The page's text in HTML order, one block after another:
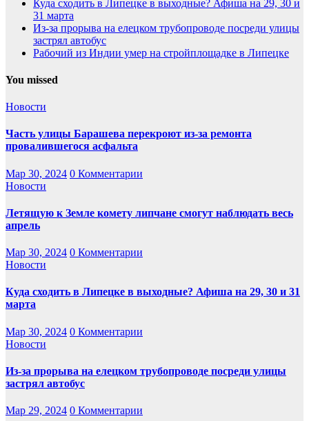
Куда сходить в Липецке в выходные? Афиша на 29, 30 и
31 марта
Из-за прорыва на елецком трубопроводе посреди улицы
застрял автобус
Рабочий из Индии умер на стройплощадке в Липецке
You missed
Новости
Часть улицы Барашева перекроют из-за ремонта
провалившегося асфальта
Мар 30, 2024 0 Комментарии
Новости
Летящую к Земле комету липчане смогут наблюдать весь
апрель
Мар 30, 2024 0 Комментарии
Новости
Куда сходить в Липецке в выходные? Афиша на 29, 30 и 31
марта
Мар 30, 2024 0 Комментарии
Новости
Из-за прорыва на елецком трубопроводе посреди улицы
застрял автобус
Мар 29, 2024 0 Комментарии